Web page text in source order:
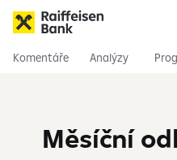
Komentáře Analýzy
Měsíční